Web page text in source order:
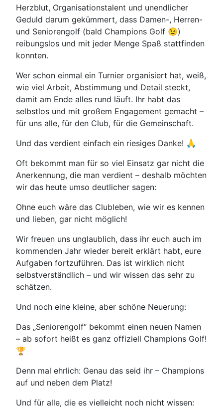
Herzblut, Organisationstalent und unendlicher
Geduld darum gekümmert, dass Damen-, Herren-
und Seniorengolf (bald Champions Golf 😉)
reibungslos und mit jeder Menge Spaß stattfinden
konnten.
Wer schon einmal ein Turnier organisiert hat, weiß,
wie viel Arbeit, Abstimmung und Detail steckt,
damit am Ende alles rund läuft. Ihr habt das
selbstlos und mit großem Engagement gemacht –
für uns alle, für den Club, für die Gemeinschaft.
Und das verdient einfach ein riesiges Danke! 🙏
Oft bekommt man für so viel Einsatz gar nicht die
Anerkennung, die man verdient – deshalb möchten
wir das heute umso deutlicher sagen:
Ohne euch wäre das Clubleben, wie wir es kennen
und lieben, gar nicht möglich!
Wir freuen uns unglaublich, dass ihr euch auch im
kommenden Jahr wieder bereit erklärt habt, eure
Aufgaben fortzuführen. Das ist wirklich nicht
selbstverständlich – und wir wissen das sehr zu
schätzen.
Und noch eine kleine, aber schöne Neuerung:
Das „Seniorengolf“ bekommt einen neuen Namen
– ab sofort heißt es ganz offiziell Champions Golf!
🏆
Denn mal ehrlich: Genau das seid ihr – Champions
auf und neben dem Platz!
Und für alle, die es vielleicht noch nicht wissen: